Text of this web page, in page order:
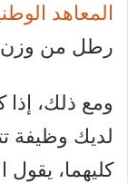
المعاهد
رطل من وزن
ومع ذلك،
لديك وظيفة
كليهما، يقول